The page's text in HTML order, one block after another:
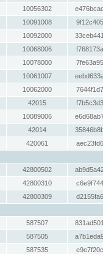
10056302
10091008
10092000
10068006
10078000
10061007
10062000
42015
10089006
42014
420061
42800502
42800310
42800309
587507
587505
587535